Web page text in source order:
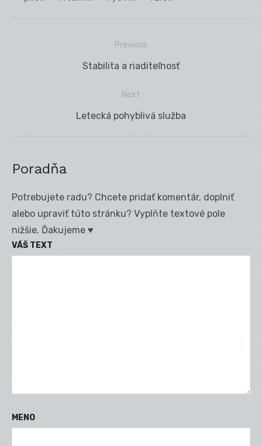
Previous
Previous
Stabilita a riaditeľnosť
Next
Next
Letecká pohyblivá služba
Poradňa
Potrebujete radu? Chcete pridať komentár, doplniť
alebo upraviť túto stránku? Vyplňte textové pole
nižšie. Ďakujeme ♥
VÁŠ TEXT
MENO